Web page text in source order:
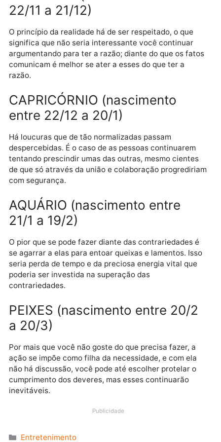
afável e simpático, além de produtivo. Siga por esse
ESCORPIÃO (nascimento entre
23/10 a 21/11)
Conhecer os cantos escuros da alma não há de
para você se acomodar neles, mas para dissipar as
densidades emocionais e mentais que impedem seu
esporte.
SAGITÁRIO (nascimento entre
22/11 a 21/12)
O princípio da realidade há de ser respeitado, o que
significa que não seria interessante você continuar
comunicam é melhor se ater a esses do que ter a
razão.
CAPRICÓRNIO (nascimento
Há loucuras que de tão normalizadas passam
tentando prescindir umas das outras, mesmo cientes
de que só através da união e colaboração
com segurança.
AQUÁRIO (nascimento entre